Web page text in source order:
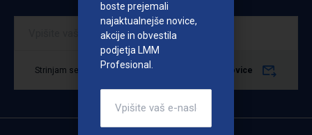
Strinjam se s pogoji Prijava na e-novice
boste prejemali
najaktualnejše novice,
akcije in obvestila
podjetja LMM
Profesional.